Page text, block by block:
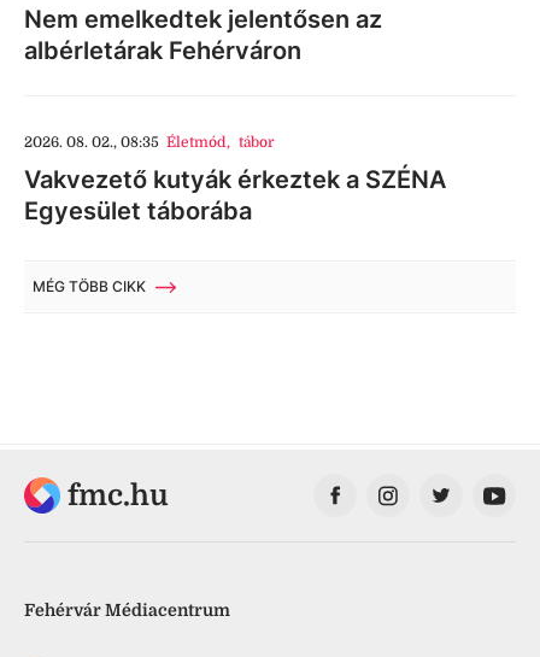
Nem emelkedtek jelentősen az
albérletárak Fehérváron
2026. 08. 02., 08:35 Életmód, tábor
Vakvezető kutyák érkeztek a SZÉNA
Egyesület táborába
MÉG TÖBB CIKK
fmc.hu
Fehérvár Médiacentrum